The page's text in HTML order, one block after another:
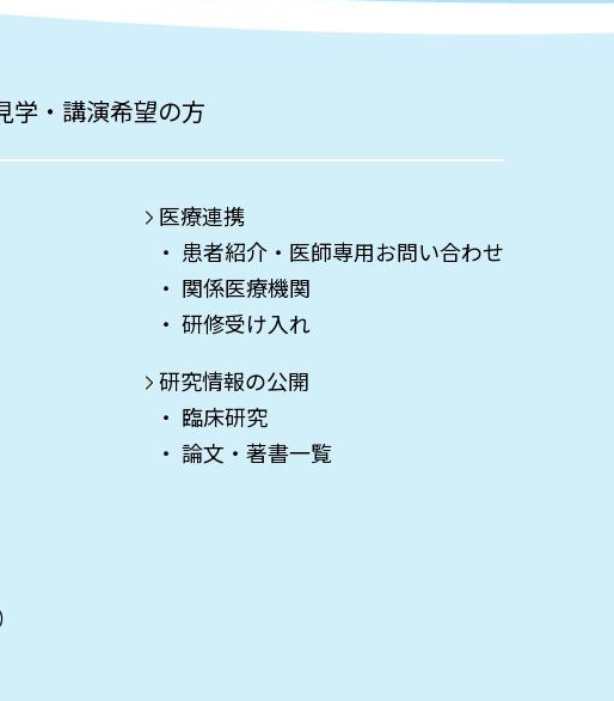
学・講演希望の方
医療連携
患者紹介・医師専用お問い合わせ
関係医療機関
研修受け入れ
研究情報の公開
臨床研究
論文・著書一覧